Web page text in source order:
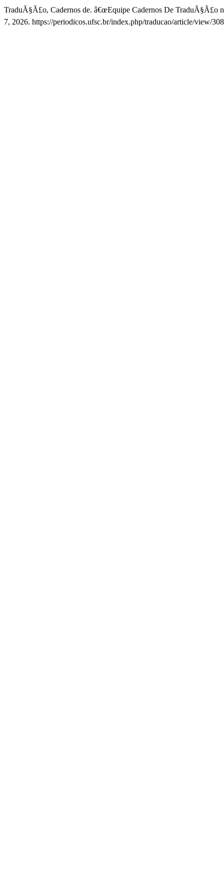
TraduÃ§Ã£o, Cadernos de. â€œEquipe Cadernos De TraduÃ§Ã£o
7, 2026. https://periodicos.ufsc.br/index.php/traducao/article/view/